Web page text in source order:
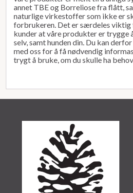
annet TBE og Borreliose fra flått,
naturlige virkestoffer som ikke er
forbrukeren. Det er særdeles viktig
kunder at våre produkter er trygge
selv, samt hunden din. Du kan
med oss for å få nødvendig
trygt å bruke, om du skulle ha